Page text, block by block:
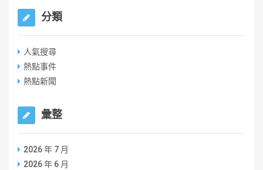
分類
人氣搜尋
熱點事件
熱點新聞
彙整
2026 年 7 月
2026 年 6 月